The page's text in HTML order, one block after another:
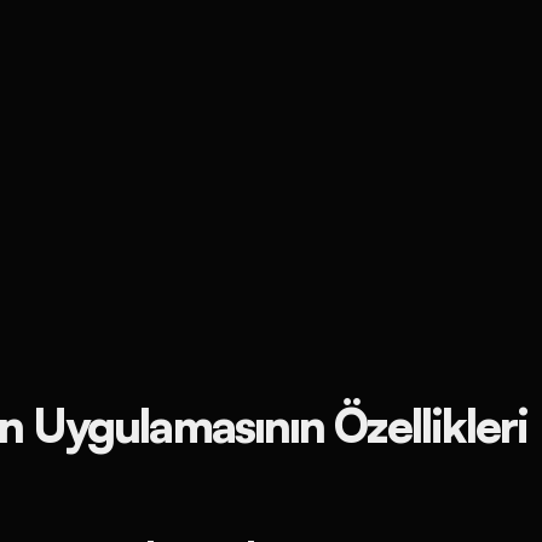
Uygulamasının Özellikleri